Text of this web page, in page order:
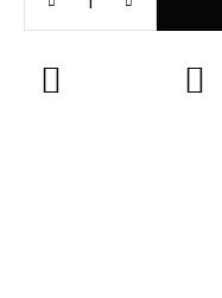
01848590038